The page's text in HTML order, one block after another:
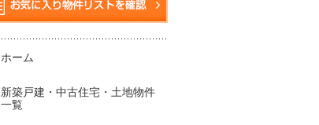
ホーム
新築戸建・中古住宅・土地物件
一覧